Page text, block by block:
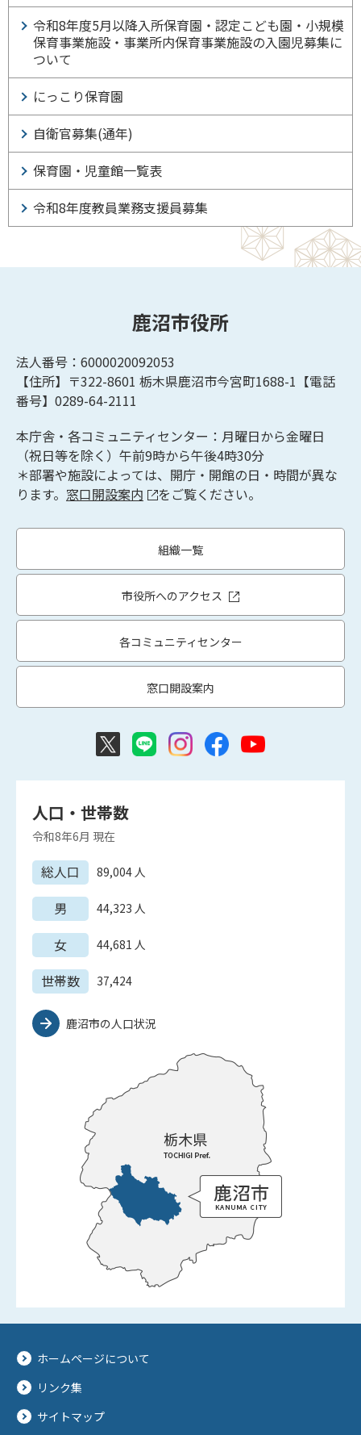
令和8年度5月以降入所保育園・認定こども園・小規模
保育事業施設・事業所内保育事業施設の入園児募集に
ついて
にっこり保育園
自衛官募集(通年)
保育園・児童館一覧表
令和8年度教員業務支援員募集
鹿沼市役所
法人番号：6000020092053
【住所】〒322-8601 栃木県鹿沼市今宮町1688-1【電話
番号】0289-64-2111
本庁舎・各コミュニティセンター：月曜日から金曜日
（祝日等を除く）午前9時から午後4時30分
＊部署や施設によっては、開庁・開館の日・時間が異な
ります。 窓口開設案内 をご覧ください。
組織一覧
市役所へのアクセス
各コミュニティセンター
窓口開設案内
人口・世帯数
令和8年6月 現在
総人口 89,004人
男 44,323 人
女 44,681 人
世帯数 37,424
鹿沼市の人口状況
ホームページについて
リンク集
サイトマップ